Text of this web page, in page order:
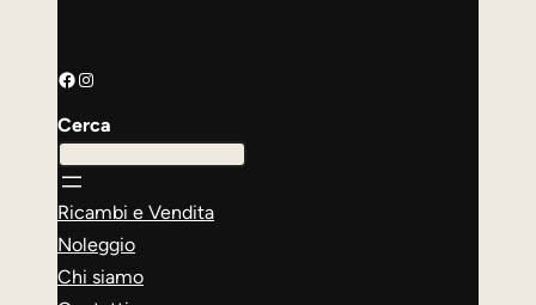
Facebook Instagram
Cerca
Ricambi e Vendita
Noleggio
Chi siamo